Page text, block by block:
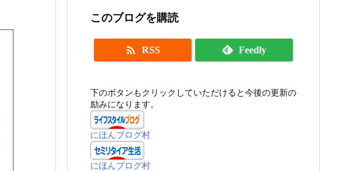
このブログを購読
 RSS Feedly
下のボタンもクリックしていただけると今後の更新の
励みになります。
にほんブログ村
にほんブログ村